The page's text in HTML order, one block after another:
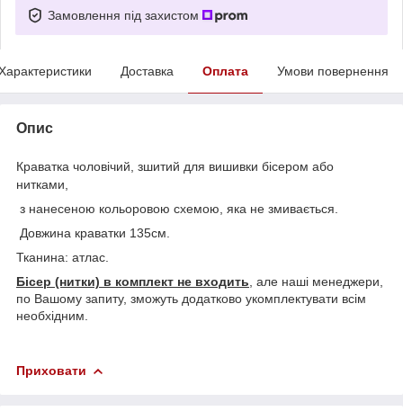
Замовлення під захистом
Доставка Оплата Умови повернення
Опис
Краватка чоловічий, зшитий для вишивки бісером або
нитками,
з нанесеною кольоровою схемою, яка не змивається.
Довжина краватки 135см.
Тканина: атлас.
Бісер (нитки) в комплект не входить , але наші менеджери,
по Вашому запиту, зможуть додатково укомплектувати всім
необхідним.
Приховати